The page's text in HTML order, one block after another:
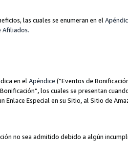
las cuales se enumeran en el
Afiliados.
en el Apéndice (“Eventos de
los cuales se presentan
Enlace Especial en su Sitio, al Sitio de
no sea admitido debido a algún